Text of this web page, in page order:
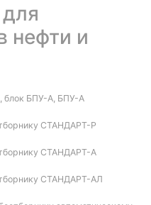
нефти и
блок БПУ-А, БПУ-А
СТАНДАРТ-Р
СТАНДАРТ-А
СТАНДАРТ-АЛ